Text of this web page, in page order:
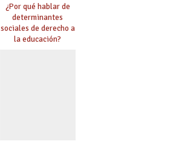
¿Por qué hablar de
determinantes
sociales de derecho a
la educación?